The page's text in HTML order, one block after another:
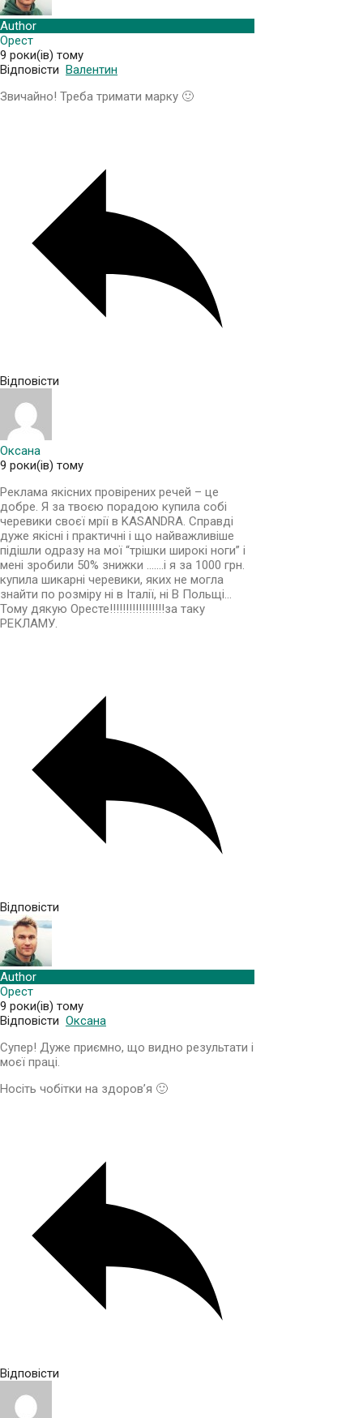
Author
Орест
9 роки(ів) тому
Відповісти Валентин
Звичайно! Треба тримати марку 🙂
Відповісти
Оксана
9 роки(ів) тому
Реклама якісних провірених речей – це
добре. Я за твоєю порадою купила собі
черевики своєї мрії в KASANDRA. Справді
дуже якісні і практичні і що найважливіше
підішли одразу на мої “трішки широкі ноги” і
мені зробили 50% знижки …….і я за 1000 грн.
купила шикарні черевики, яких не могла
знайти по розміру ні в Італії, ні В Польщі…
Тому дякую Оресте!!!!!!!!!!!!!!!!!за таку
РЕКЛАМУ.
Відповісти
Author
Орест
9 роки(ів) тому
Відповісти Оксана
Супер! Дуже приємно, що видно результати і
моєї праці.
Носіть чобітки на здоров’я 🙂
Відповісти